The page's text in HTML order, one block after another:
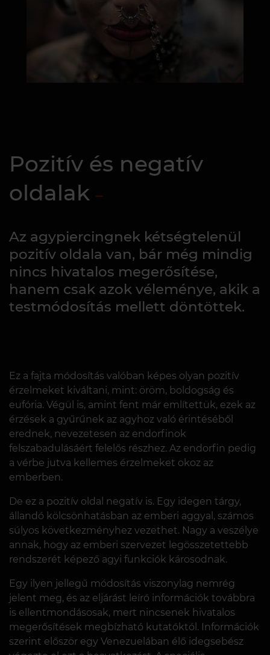
Pozitív és negatív
oldalak
Az agypiercingnek kétségtelenül
pozitív oldala van, bár még mindig
nincs hivatalos megerősítése,
hanem csak azok véleménye, akik a
testmódosítás mellett döntöttek.
Ez a fajta módosítás valóban képes olyan pozitív
érzelmeket kiváltani, mint: öröm, boldogság és
eufória. Végül is, amint fent már említettük, ezek az
érzések a gyűrűnek az agyhoz való érintéséből
erednek, nevezetesen az endorfinok
felszabadulásáért felelős részhez. Az endorfin pedig
a vérbe jutva kellemes érzelmeket okoz az
emberben.
De ez a pozitív oldal negatív is. Egy idegen tárgy,
állandó kölcsönhatásban az emberi aggyal, számos
súlyos következményhez vezethet. Nagy a veszélye
annak, hogy az emberi szervezet legösszetettebb
rendszerét képező agyi funkciók károsodnak.
Egy ilyen jellegű módosítás viszonylag nemrég
jelent meg, és az eljárást leíró információk továbbra
is ellentmondásosak, mert nincsenek hivatalos
megerősítések megbízható kutatóktól. Információk
szerint először egy Venezuelában élő idegsebész